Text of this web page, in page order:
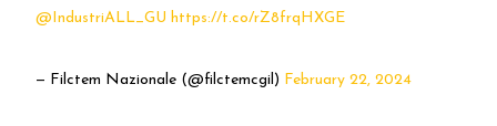
⁦@IndustriALL_GU ⁩https://t.co/rZ8frqHXGE
— Filctem Nazionale (@filctemcgil) February 22, 2024